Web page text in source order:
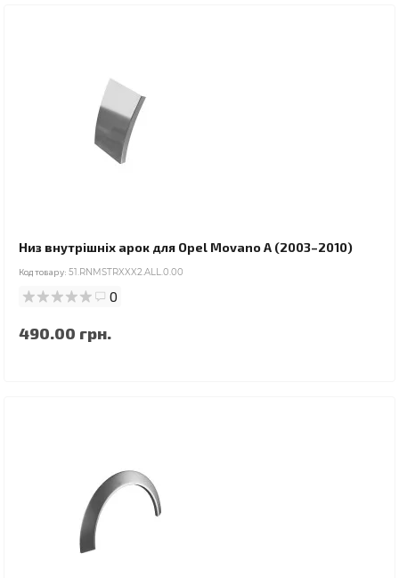
Низ внутрішніх арок для Opel Movano A (2003–2010)
Код товару: 51.RNMSTRXXX2.ALL.0.00
0
490.00 грн.